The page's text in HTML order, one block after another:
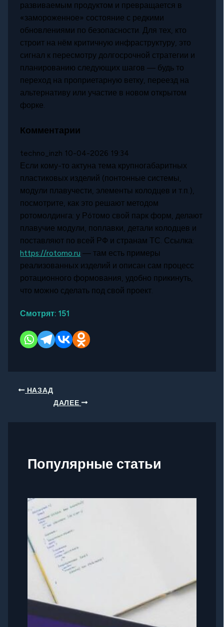
развиваемым продуктом и превращается в
«замороженное» состояние с редкими
обновлениями по безопасности. Для тех, кто
строит на нём критичную инфраструктуру, это
сигнал к пересмотру долгосрочной стратегии и
планированию следующих шагов — будь то
переход на проприетарную ветку, переезд на
альтернативу или участие в новом открытом
форке.
Комментарии
techno_inzh 10-04-2026 19:34
Если кому-то актуна тема крупногабаритных
пластиковых изделий (понтонные системы,
модули плавучести, элементы колодцев и т.п.),
посмотрите, как это решают методом
ротомолдинга: у Рóтомо свой парк форм, делают
плавучие модули, поплавки, детали колодцев и
поставляют по всей РФ и странам ТС. Ссылка:
https://rotomo.ru — там есть примеры
реализованных изделий и описан сам процесс
ротационного формования, удобно прикинуть,
что можно сделать под свой проект.
Смотрят: 151
НАЗАД
ДАЛЕЕ
Популярные статьи